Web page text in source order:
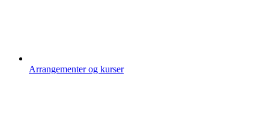
Arrangementer og kurser